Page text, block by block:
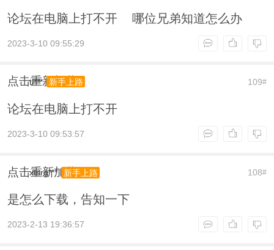
论坛在电脑上打不开 哪位兄弟知道怎么办
2023-3-10 09:55:29
点击重新加载 109#
tl*** 新手上路
论坛在电脑上打不开
2023-3-10 09:53:57
点击重新加载 108#
xtsrg*** 新手上路
是怎么下载，告知一下
2023-2-13 19:36:57